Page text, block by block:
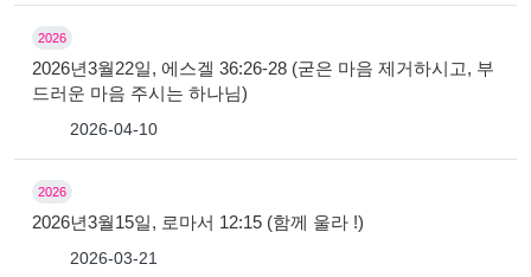
2026
2026년3월22일, 에스겔 36:26-28 (굳은 마음 제거하시고, 부
드러운 마음 주시는 하나님)
2026-04-10
2026
2026년3월15일, 로마서 12:15 (함께 울라 !)
2026-03-21